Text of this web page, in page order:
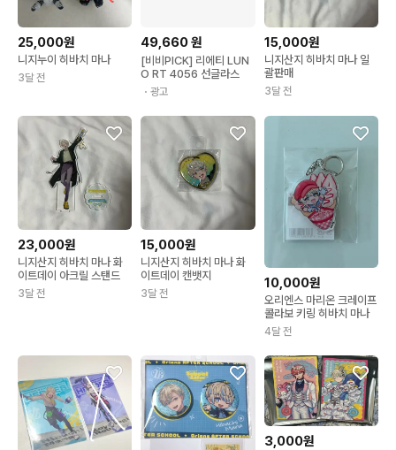
25,000원
니지누이 히바치 마나
3달 전
49,660원
[비비PICK] 리에티 LUN
O RT 4056 선글라스
・광고
15,000원
니지산지 히바치 마나 일
괄판매
3달 전
23,000원
니지산지 히바치 마나 화
이트데이 아크릴 스탠드
3달 전
15,000원
니지산지 히바치 마나 화
이트데이 캔뱃지
3달 전
10,000원
오리엔스 마리온 크레이프
콜라보 키링 히바치 마나
4달 전
3,000원